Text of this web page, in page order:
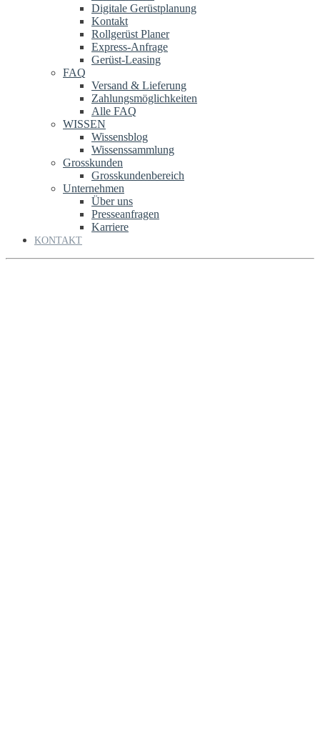
Digitale Gerüstplanung
Kontakt
Rollgerüst Planer
Express-Anfrage
Gerüst-Leasing
FAQ
Versand & Lieferung
Zahlungsmöglichkeiten
Alle FAQ
WISSEN
Wissensblog
Wissenssammlung
Grosskunden
Grosskundenbereich
Unternehmen
Über uns
Presseanfragen
Karriere
KONTAKT